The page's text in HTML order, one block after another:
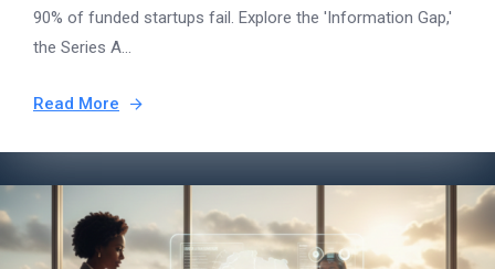
90% of funded startups fail. Explore the 'Information Gap,'
the Series A...
Read More